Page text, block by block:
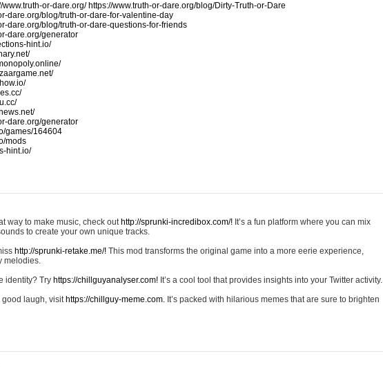
www.truth-or-dare.org/ https://www.truth-or-dare.org/blog/Dirty-Truth-or-Dare
dare.org/blog/truth-or-dare-for-valentine-day
dare.org/blog/truth-or-dare-questions-for-friends
dare.org/generator
hint.io/
dare.org/generator
games/164604
mods
hint.io/
way to make music, check out http://sprunki-incredibox.com/! It’s a fun platform where you can mix
to create your own unique tracks.
http://sprunki-retake.me/! This mod transforms the original game into a more eerie experience,
melodies.
identity? Try https://chillguyanalyser.com! It’s a cool tool that provides insights into your Twitter activity.
good laugh, visit https://chillguy-meme.com. It’s packed with hilarious memes that are sure to brighten